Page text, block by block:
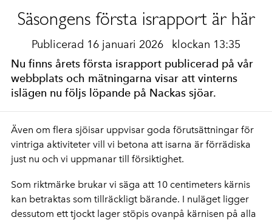
Säsongens första israpport är här
Publicerad 16 januari 2026 klockan 13:35
Nu finns årets första israpport publicerad på vår
webbplats och mätningarna visar att vinterns
islägen nu följs löpande på Nackas sjöar.
Även om flera sjöisar uppvisar goda förutsättningar för
vintriga aktiviteter vill vi betona att isarna är förrädiska
just nu och vi uppmanar till försiktighet.
Som riktmärke brukar vi säga att 10 centimeters kärnis
kan betraktas som tillräckligt bärande. I nuläget ligger
dessutom ett tjockt lager stöpis ovanpå kärnisen på alla